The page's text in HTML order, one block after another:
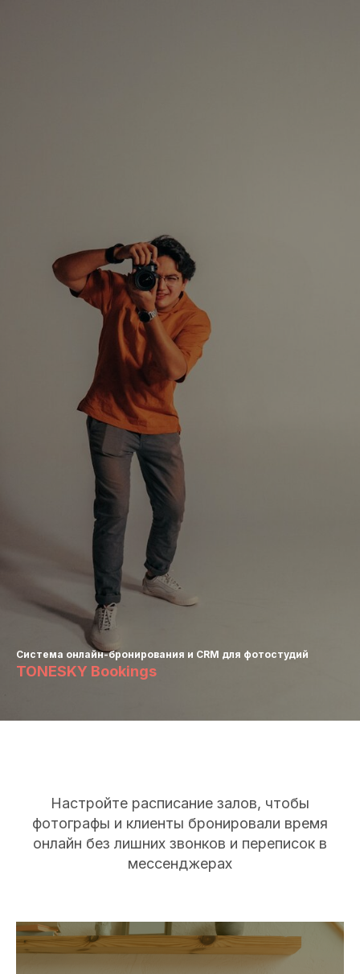
Система онлайн-бронирования и CRM для фотостудий
TONESKY Bookings
Настройте расписание залов, чтобы
фотографы и клиенты бронировали время
онлайн без лишних звонков и переписок в
мессенджерах